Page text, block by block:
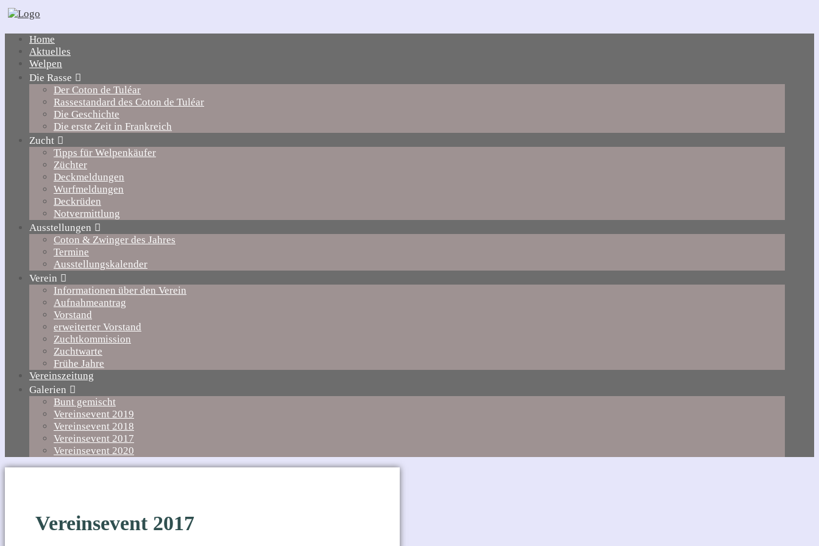
Home
Aktuelles
Welpen
Die Rasse
Der Coton de Tuléar
Rassestandard des Coton de Tuléar
Die Geschichte
Die erste Zeit in Frankreich
Zucht
Tipps für Welpenkäufer
Züchter
Deckmeldungen
Wurfmeldungen
Deckrüden
Notvermittlung
Ausstellungen
Coton & Zwinger des Jahres
Termine
Ausstellungskalender
Verein
Informationen über den Verein
Aufnahmeantrag
Vorstand
erweiterter Vorstand
Zuchtkommission
Zuchtwarte
Frühe Jahre
Vereinszeitung
Galerien
Bunt gemischt
Vereinsevent 2019
Vereinsevent 2018
Vereinsevent 2017
Vereinsevent 2020
Vereinsevent 2017